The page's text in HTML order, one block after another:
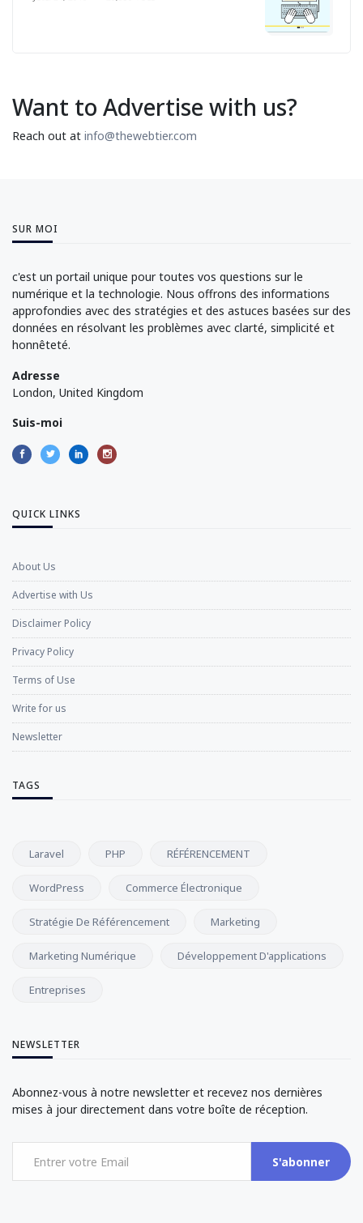
Want to Advertise with us?
Reach out at info@thewebtier.com
SUR MOI
c'est un portail unique pour toutes vos questions sur le
numérique et la technologie. Nous offrons des informations
approfondies avec des stratégies et des astuces basées sur des
données en résolvant les problèmes avec clarté, simplicité et
honnêteté.
Adresse
London, United Kingdom
Suis-moi
QUICK LINKS
About Us
Advertise with Us
Disclaimer Policy
Privacy Policy
Terms of Use
Write for us
Newsletter
TAGS
Laravel PHP RÉFÉRENCEMENT
WordPress Commerce Électronique
Stratégie De Référencement Marketing
Marketing Numérique Développement D'applications
Entreprises
NEWSLETTER
Abonnez-vous à notre newsletter et recevez nos dernières
mises à jour directement dans votre boîte de réception.
S'abonner